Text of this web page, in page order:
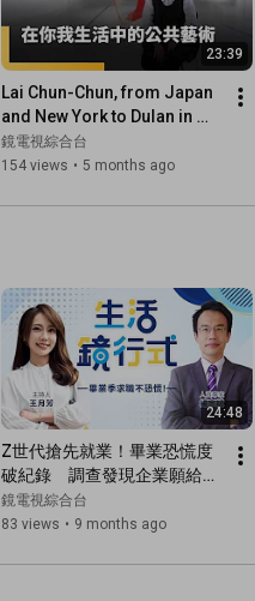
23:39
Lai Chun-Chun, from Japan
and New York to Dulan in
Taitung, settled on the east
coast of Taiwan a...
鏡電視綜合台
154 views • 5 months ago
24:48
Z世代搶先就業！畢業恐慌度
破紀錄　調查發現企業願給大
學畢業生「這起薪」履歷附上
「這些素材」能加分！求職反
｜生活鏡行式 王月芳  楊宗斌
鏡電視綜合台
83 views • 9 months ago